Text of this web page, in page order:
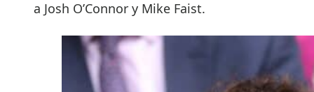
a Josh O’Connor y Mike Faist.